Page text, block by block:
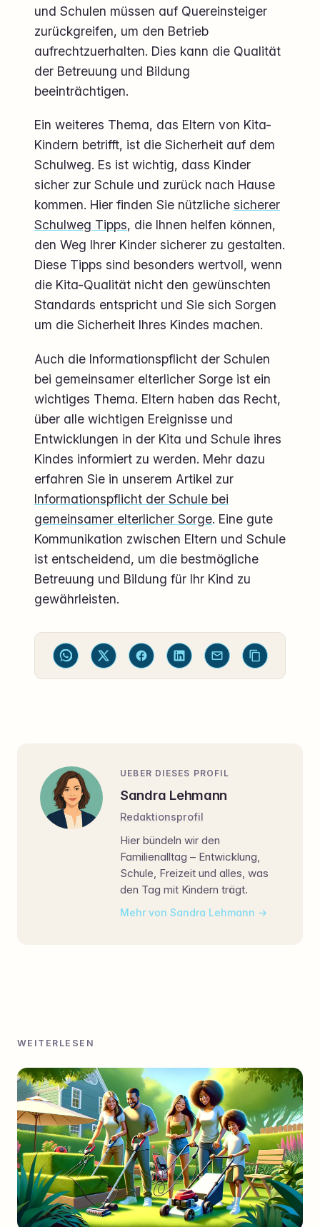
und Schulen müssen auf Quereinsteiger
zurückgreifen, um den Betrieb
aufrechtzuerhalten. Dies kann die Qualität
der Betreuung und Bildung
beeinträchtigen.
Ein weiteres Thema, das Eltern von Kita-
Kindern betrifft, ist die Sicherheit auf dem
Schulweg. Es ist wichtig, dass Kinder
sicher zur Schule und zurück nach Hause
kommen. Hier finden Sie nützliche sicherer
Schulweg Tipps, die Ihnen helfen können,
den Weg Ihrer Kinder sicherer zu gestalten.
Diese Tipps sind besonders wertvoll, wenn
die Kita-Qualität nicht den gewünschten
Standards entspricht und Sie sich Sorgen
um die Sicherheit Ihres Kindes machen.
Auch die Informationspflicht der Schulen
bei gemeinsamer elterlicher Sorge ist ein
wichtiges Thema. Eltern haben das Recht,
über alle wichtigen Ereignisse und
Entwicklungen in der Kita und Schule ihres
Kindes informiert zu werden. Mehr dazu
erfahren Sie in unserem Artikel zur
Informationspflicht der Schule bei
gemeinsamer elterlicher Sorge. Eine gute
Kommunikation zwischen Eltern und Schule
ist entscheidend, um die bestmögliche
Betreuung und Bildung für Ihr Kind zu
gewährleisten.
UEBER DIESES PROFIL
Sandra Lehmann
Redaktionsprofil
Hier bündeln wir den
Familienalltag – Entwicklung,
Schule, Freizeit und alles, was
den Tag mit Kindern trägt.
Mehr von Sandra Lehmann
WEITERLESEN